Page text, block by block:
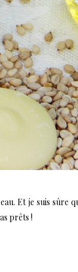
Et je suis sûre
prêts !